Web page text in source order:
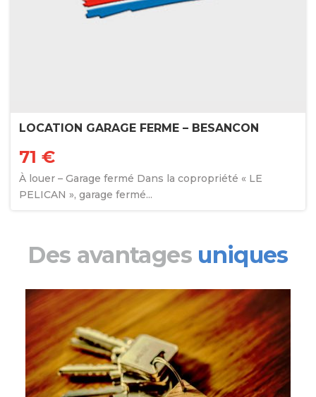
LOCATION GARAGE FERME – BESANCON
71 €
À louer – Garage fermé Dans la copropriété « LE
PELICAN », garage fermé...
Des avantages uniques